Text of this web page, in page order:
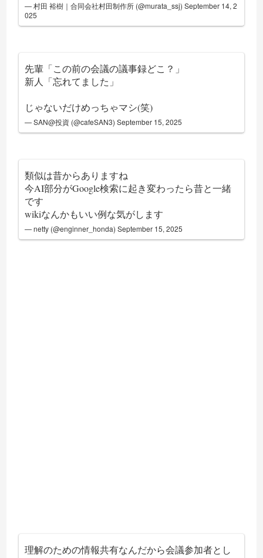
— 村田 裕樹｜合同会社村田制作所 (@murata_ssj)September 14, 2
025
先輩「この前の会議の議事録どこ？」
新人「忘れてました」
じゃないだけめっちゃマシ(笑)
— SAN@投資 (@cafeSAN3)September 15, 2025
類似は昔からありますね
今AI部分がGoogle検索に起き変わったら昔と一緒
です
wikiなんかもいい例な気がします
— netty (@enginner_honda)September 15, 2025
理解のための情報共有なんだから会議参加者とし